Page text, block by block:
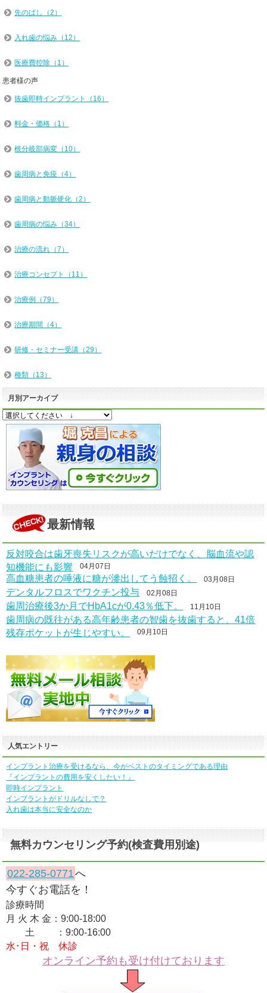
先のばし（2）
入れ歯の悩み（12）
医療費控除（1）
患者様の声
抜歯即時インプラント（16）
料金・価格（1）
根分岐部病変（10）
歯周病と免疫（4）
歯周病と動脈硬化（2）
歯周病の悩み（34）
治療の流れ（7）
治療コンセプト（11）
治療例（79）
治療期間（4）
研修・セミナー受講（29）
種類（13）
月別アーカイブ
最新情報
反対咬合は歯牙喪失リスクが高いだけでなく、脳血流や認
知機能にも影響 04月07日
高血糖患者の唾液に糖が滲出してう蝕招く。 03月08日
デンタルフロスでワクチン投与 02月08日
歯周治療後3か月でHbA1cが0.43％低下。 11月10日
歯周病の既往がある高年齢患者の智歯を抜歯すると、41倍
残存ポケットが生じやすい。 09月10日
人気エントリー
インプラント治療を受けるなら、今がベストのタイミングである理由
『インプラントの費用を安くしたい！』
即時インプラント
インプラントがドリルなしで？
入れ歯は本当に安全なのか
無料カウンセリング予約(検査費用別途)
022-285-0771へ
今すぐお電話を！
診療時間
月 火 木 金：9:00-18:00
土 ：9:00-16:00
水･日・祝 休診
オンライン予約も受け付けております